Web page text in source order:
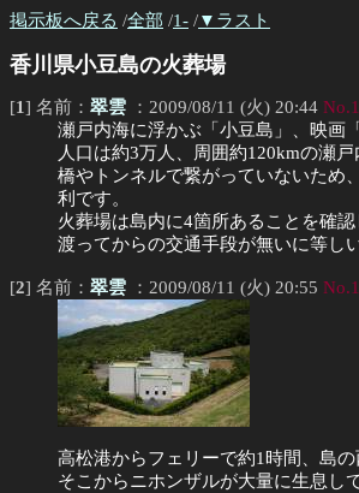
掲示板へ戻る /全部 /1- /▼ラスト
香川県小豆島の火葬場
[1] 名前： 翠雲 ：2009/08/11 (火) 20:44
瀬戸内海に浮かぶ「小豆島」、映画
人口は約3万人、周囲約120kmの瀬
橋やトンネルで繋がっていないため
利です。
火葬場は島内に4箇所あることを確
渡ってからの交通手段が無いに等し
[2] 名前： 翠雲 ：2009/08/11 (火) 20:55
高松港からフェリーで約1時間、島の
そこからニホンザルが大量に生息し